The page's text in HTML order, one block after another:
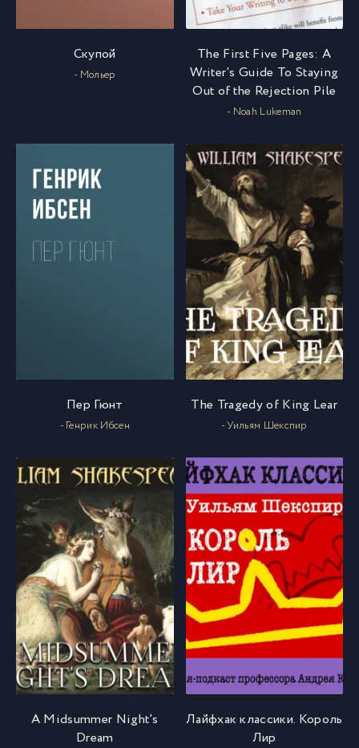
Скупой
- Мольер
The First Five Pages: A
Writer's Guide To Staying
Out of the Rejection Pile
- Noah Lukeman
Пер Гюнт
- Генрик Ибсен
The Tragedy of King Lear
- Уильям Шекспир
A Midsummer Night’s
Dream
Лайфхак классики. Король
Лир